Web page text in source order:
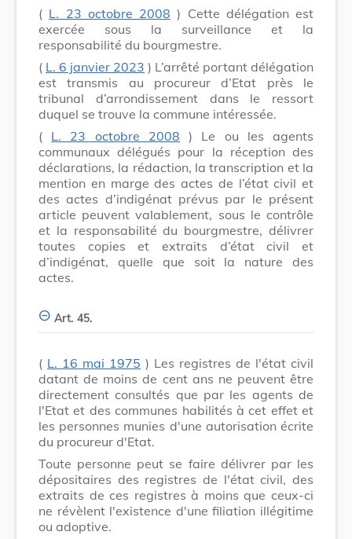
( L. 23 octobre 2008 ) Cette délégation est
exercée sous la surveillance et la
responsabilité du bourgmestre.
( L. 6 janvier 2023 ) L’arrêté portant délégation
est transmis au procureur d’Etat près le
tribunal d’arrondissement dans le ressort
duquel se trouve la commune intéressée.
( L. 23 octobre 2008 ) Le ou les agents
communaux délégués pour la réception des
déclarations, la rédaction, la transcription et la
mention en marge des actes de l’état civil et
des actes d’indigénat prévus par le présent
article peuvent valablement, sous le contrôle
et la responsabilité du bourgmestre, délivrer
toutes copies et extraits d’état civil et
d’indigénat, quelle que soit la nature des
actes.
Art. 45.
( L. 16 mai 1975 ) Les registres de l'état civil
datant de moins de cent ans ne peuvent être
directement consultés que par les agents de
l'Etat et des communes habilités à cet effet et
les personnes munies d'une autorisation écrite
du procureur d'Etat.
Toute personne peut se faire délivrer par les
dépositaires des registres de l'état civil, des
extraits de ces registres à moins que ceux-ci
ne révèlent l'existence d'une filiation illégitime
ou adoptive.